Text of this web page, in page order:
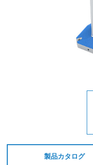
製品カタログ